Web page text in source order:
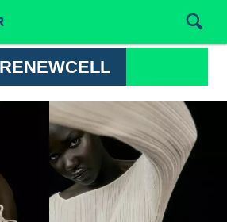
RENEWCELL